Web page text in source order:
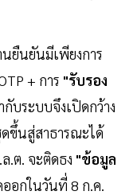
ยืนยันมีเพียงการ
+ การ "รับรอง
บระบบจึงเปิดกว้าง
ขึ้นสู่สาธารณะได้
.ต. จะติดธง "ข้อมูล
อกในวันที่ 8 ก.ค.